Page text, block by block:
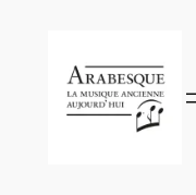
contenu